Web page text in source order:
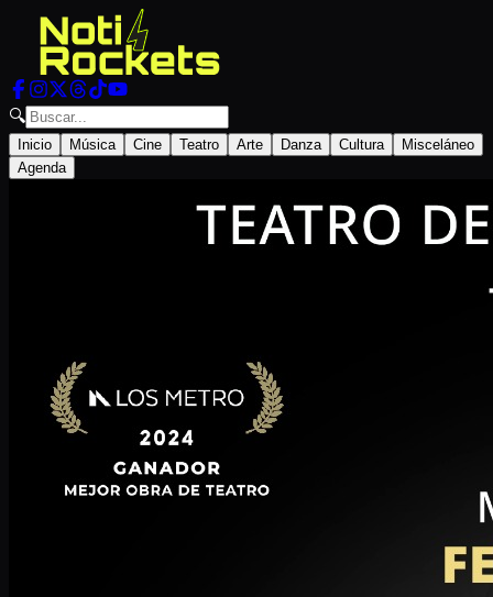
🔍
Inicio Música Cine Teatro Arte Danza Cultura
Misceláneo
Agenda